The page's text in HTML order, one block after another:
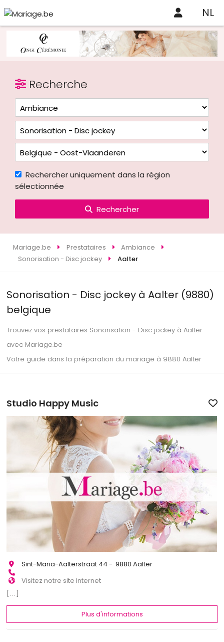
NL
Recherche
Rechercher uniquement dans la région
sélectionnée
Rechercher
Mariage.be Prestataires
Ambiance
Sonorisation - Disc jockey
Aalter
Sonorisation - Disc jockey à Aalter (9880)
belgique
Trouvez vos prestataires Sonorisation - Disc jockey à Aalter
avec Mariage.be
Votre guide dans la préparation du mariage à 9880 Aalter
Studio Happy Music
Sint-Maria-Aalterstraat 44 - 9880 Aalter
Visitez notre site Internet
[...]
Plus d'informations